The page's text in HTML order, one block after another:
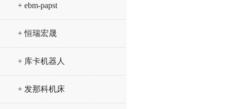
+ ebm-papst
+ 恒瑞宏晟
+ 库卡机器人
+ 发那科机床